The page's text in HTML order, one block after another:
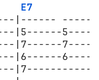
E7
|------
|5------
|7------
|6------